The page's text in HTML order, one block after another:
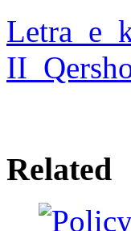
Related